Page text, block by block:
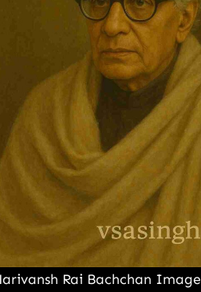
Rai Bachchan Image